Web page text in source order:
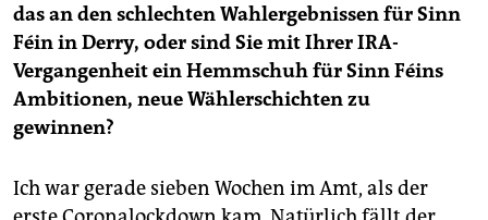
das an den schlechten Wahlergebnissen für Sinn
Féin in Derry, oder sind Sie mit Ihrer IRA-
Vergangenheit ein Hemmschuh für Sinn Féins
Ambitionen, neue Wählerschichten zu
gewinnen?
Ich war gerade sieben Wochen im Amt, als der